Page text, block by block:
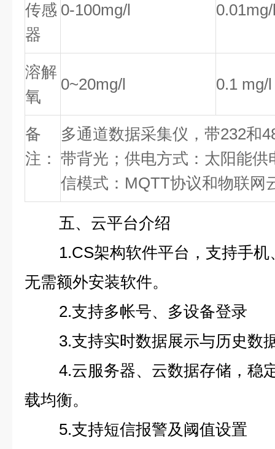
传感
器
0-100mg/l
溶解
氧
0~20mg/l 0.1 mg/l
备
注：
多通道数据采集仪，带232和
带背光；供电方式：太阳能供
信模式：MQTT协议和物联网
五、云平台介绍
1.CS架构软件平台，支持手
无需额外安装软件。
2.支持多帐号、多设备登录
3.支持实时数据展示与历史数
4.云服务器、云数据存储，稳
载均衡。
5.支持短信报警及阈值设置